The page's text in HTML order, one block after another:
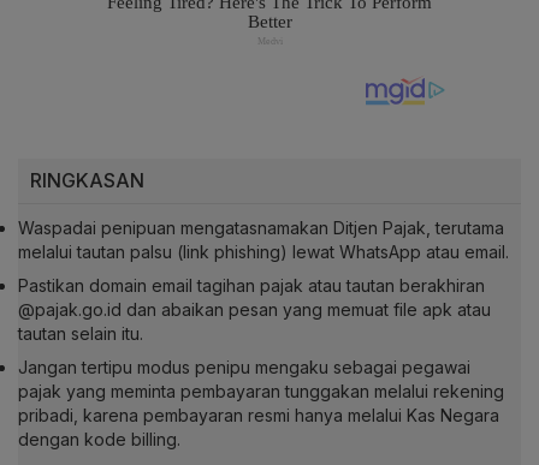
RINGKASAN
Waspadai penipuan mengatasnamakan Ditjen Pajak, terutama
melalui tautan palsu (link phishing) lewat WhatsApp atau email.
Pastikan domain email tagihan pajak atau tautan berakhiran
@pajak.go.id dan abaikan pesan yang memuat file apk atau
tautan selain itu.
Jangan tertipu modus penipu mengaku sebagai pegawai
pajak yang meminta pembayaran tunggakan melalui rekening
pribadi, karena pembayaran resmi hanya melalui Kas Negara
dengan kode billing.